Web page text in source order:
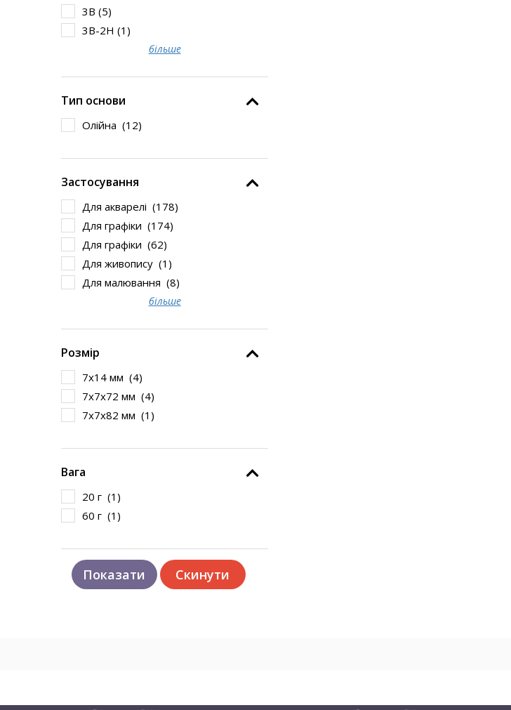
3B (5)
3B-2H (1 )
більше
Тип основи
Олійна (12)
Застосування
Для акварелі (178)
Для графіки (174)
Для графіки (62)
Для живопису (1 )
Для малювання (8)
більше
Розмір
7х14 мм (4)
7х7х72 мм (4)
7х7х82 мм (1 )
Вага
20 г (1 )
60 г (1 )